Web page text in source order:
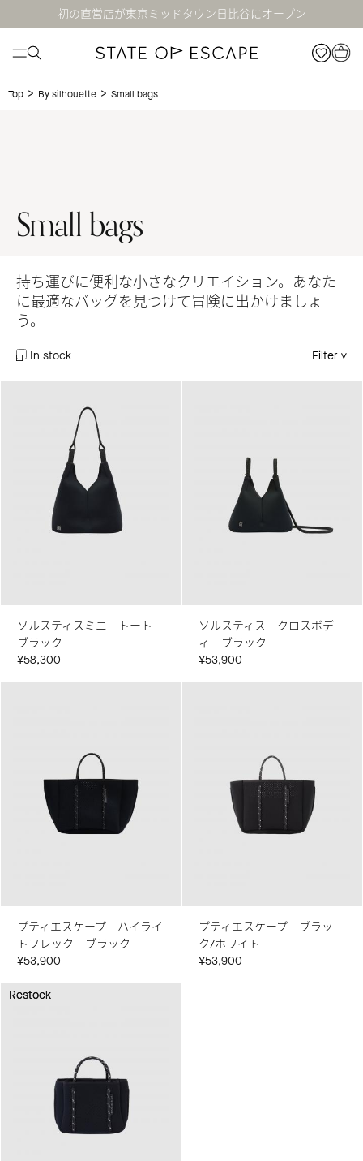
初の直営店が東京ミッドタウン日比谷にオープン
Top > By silhouette > Small bags
Small bags
持ち運びに便利な小さなクリエイション。あなた
に最適なバッグを見つけて冒険に出かけましょ
う。
In stock Filter
ソルスティスミニ トート
ブラック
¥58,300
ソルスティス クロスボデ
ィ ブラック
¥53,900
プティエスケープ ハイライ
トフレック ブラック
¥53,900
プティエスケープ ブラッ
ク/ホワイト
¥53,900
Restock
Restock